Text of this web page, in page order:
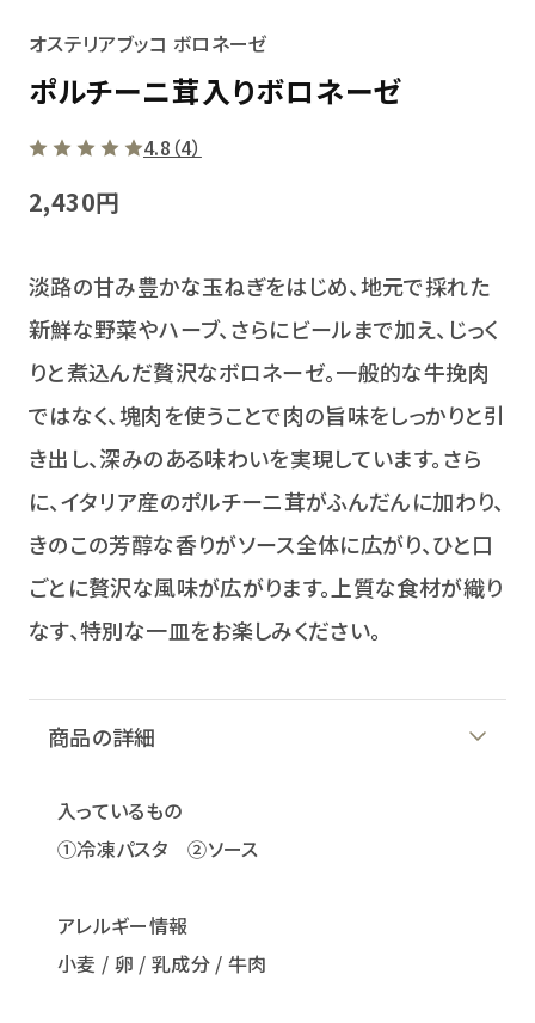
オステリアブッコ ボロネーゼ
ポルチーニ茸入りボロネーゼ
4.8（4）
2,430円
淡路の甘み豊かな玉ねぎをはじめ、地元で採れた
新鮮な野菜やハーブ、さらにビールまで加え、じっく
りと煮込んだ贅沢なボロネーゼ。一般的な牛挽肉
ではなく、塊肉を使うことで肉の旨味をしっかりと引
き出し、深みのある味わいを実現しています。さら
に、イタリア産のポルチーニ茸がふんだんに加わり、
きのこの芳醇な香りがソース全体に広がり、ひと口
ごとに贅沢な風味が広がります。上質な食材が織り
なす、特別な一皿をお楽しみください。
商品の詳細
入っているもの
①冷凍パスタ ②ソース
アレルギー情報
小麦 / 卵 / 乳成分 / 牛肉